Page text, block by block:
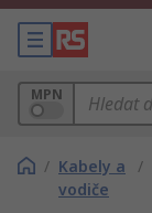
MPN
/ Kabely a
vodiče
/